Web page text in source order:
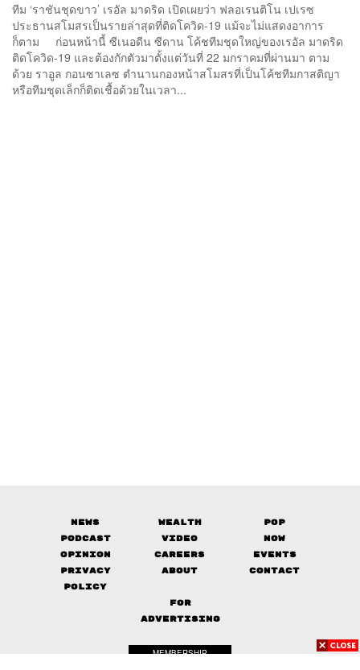
ทีม ‘ราชันชุดขาว’ เรอัล มาดริด เปิดเผยว่า ฟลอเรนติโน เปเรซ
ประธานสโมสรเป็นรายล่าสุดที่ติดโควิด-19 แม้จะไม่แสดงอาการ
ก็ตาม ก่อนหน้านี้ ซีเนอดีน ซีดาน โค้ชทีมชุดใหญ่ของเรอัล มาดริด
ติดโควิด-19 และต้องกักตัวมาตั้งแต่วันที่ 22 มกราคมที่ผ่านมา ตาม
ด้วย ราอูล กอนซาเลซ ตำนานกองหน้าสโมสรที่เป็นโค้ชทีมกาสติญา
หรือทีมชุดเล็กก็ติดเชื้อด้วยในเวลา...
News Wealth
Pop
Podcast
Video
Now
Opinion
Careers
Events
Privacy
Policy
About Contact
FOR
ADVERTISING
MEMBERSHIP